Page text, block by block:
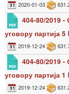
2020-01-03
404-80/2019
уговору партија 5
2019-12-24
404-80/2019
уговору партија 1
2019-12-24